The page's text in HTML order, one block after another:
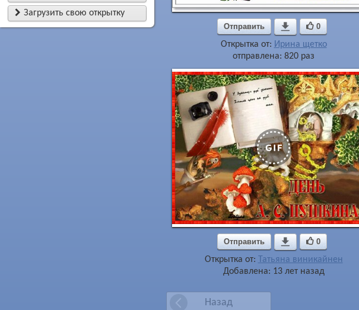
 Загрузить свою открытку
Отправить  0
Открытка от: Ирина щетко
отправлена: 820 раз
Отправить  0
Открытка от:
Татьяна виникайнен
Добавлена: 13 лет назад
Назад